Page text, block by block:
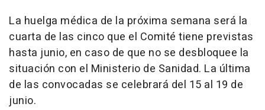
La huelga médica de la próxima semana será la
cuarta de las cinco que el Comité tiene previstas
hasta junio, en caso de que no se desbloquee la
situación con el Ministerio de Sanidad. La última
de las convocadas se celebrará del 15 al 19 de
junio.